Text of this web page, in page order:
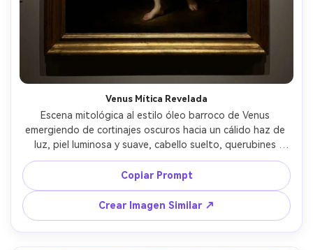
Venus Mítica Revelada
Escena mitológica al estilo óleo barroco de Venus
emergiendo de cortinajes oscuros hacia un cálido haz de
luz, piel luminosa y suave, cabello suelto, querubines
apenas visibles en la sombra, composición dramática,
rojos saturados y ultramar profundo, rico empaste y
veladuras, ambiente romántico grandioso, calidad de
galería, lente 85mm, poca profundidad de campo --ar 4:5
Copiar Prompt
Crear Imagen Similar ↗
Crea imágenes IA
ilimitadas. 100 %
gratis!
Empieza Gratis→